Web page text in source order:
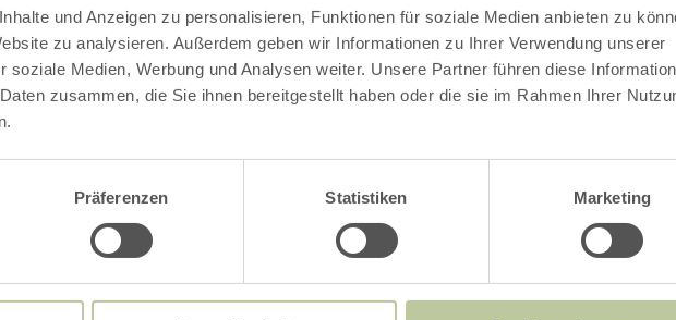
und Anzeigen zu personalisieren, Funktionen für soziale Medien anbieten zu
zu analysieren. Außerdem geben wir Informationen zu Ihrer Verwendung unserer
soziale Medien, Werbung und Analysen weiter. Unsere Partner führen diese
zusammen, die Sie ihnen bereitgestellt haben oder die sie im Rahmen Ihrer
Präferenzen Statistiken Marketing